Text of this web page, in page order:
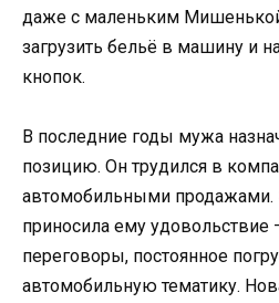
даже с маленьким
загрузить бельё в машину и
кнопок.
В последние годы мужа
позицию. Он трудился в
автомобильными продажами.
приносила ему удовольствие
переговоры, постоянное
автомобильную тематику.